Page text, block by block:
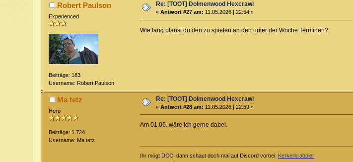
Robert Paulson
Experienced
Beiträge: 183
Username: Robert Paulson
Re: [TOOT] Dolmenwood Hexcrawl
«Antwort #27 am: 11.05.2026 | 22:54 »
Wie lang planst du den zu spielen an den unter der Woche Terminen?
Ma tetz
Hero
Beiträge: 1.724
Username: Ma tetz
Re: [TOOT] Dolmenwood Hexcrawl
«Antwort #28 am: 11.05.2026 | 22:59 »
Am 01.06. wäre ich gerne dabei.
Ihr mögt DCC, dann schaut doch mal auf Discord vorbei: Kerkerkrabbler